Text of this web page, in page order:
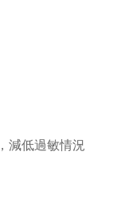
減低過敏情況